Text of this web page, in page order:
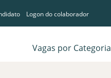
Logon do colaborador
Vagas por Categoria